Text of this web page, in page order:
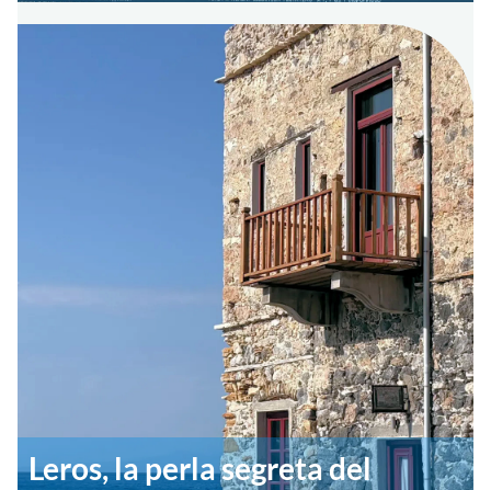
Leros, la perla segreta del